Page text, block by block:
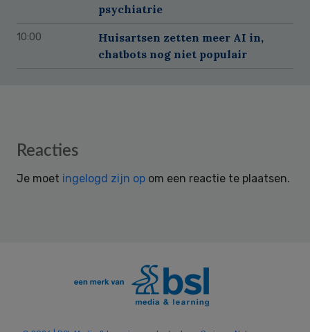
psychiatrie
10:00
Huisartsen zetten meer AI in,
chatbots nog niet populair
Reader
Reacties
Je moet ingelogd zijn op om een reactie te plaatsen.